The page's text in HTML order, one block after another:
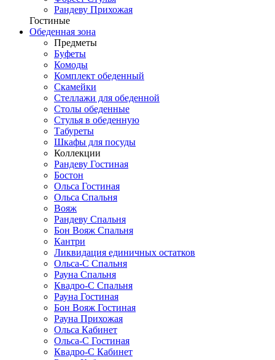
Рандеву Прихожая
Гостиные
Обеденная зона
Предметы
Буфеты
Комоды
Комплект обеденный
Скамейки
Стеллажи для обеденной
Столы обеденные
Стулья в обеденную
Табуреты
Шкафы для посуды
Коллекции
Рандеву Гостиная
Бостон
Ольса Гостиная
Ольса Спальня
Вояж
Рандеву Спальня
Бон Вояж Спальня
Кантри
Ликвидация единичных остатков
Ольса-С Спальня
Рауна Спальня
Квадро-С Спальня
Рауна Гостиная
Бон Вояж Гостиная
Рауна Прихожая
Ольса Кабинет
Ольса-С Гостиная
Квадро-С Кабинет